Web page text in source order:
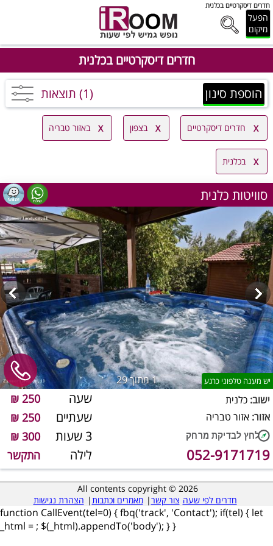
חדרים דיסקרטיים בכלנית
הפעל
מיקום
חדרים דיסקרטיים בכלנית
הוספת סינון (1) תוצאות
חדרים דיסקרטיים בצפון באזור טבריה
בכלנית
סוויטות כלנית
1מתוך 29 יש מענה טלפוני כרגע
שעה 250 ₪
שעתיים 250 ₪
3 שעות 300 ₪
לילה התקשר
ישוב: כלנית
אזור: אזור טבריה
052-9171719
All contents copyright © 2026
חדרים לפי שעה צור קשר| מאמרים וכתבות | הצהרת נגישות
function CallEvent(tel=0) { fbq('track', 'Contact'); if(tel) { let
_html = ; $(_html).appendTo('body'); } }